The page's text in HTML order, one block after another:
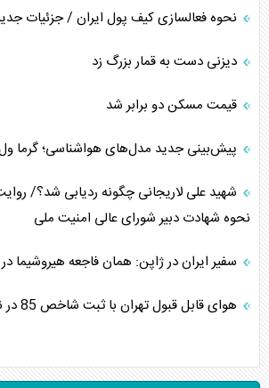
نحوه فعالسازی کیف پول ایران / جزئیات
دیزنی دست به قمار بزرگ زد
قیمت مسکن دو برابر شد
پیش‌بینی جدید مدل‌های هواشناسی؛ گرما
شهید علی لاریجانی چگونه ردیابی شد؟/
نحوه شهادت دبیر شورای عالی امنیت ملی
سفیر ایران در ژاپن: همان فاجعه هیروشیما
هوای قابل قبول تهران با ثبت شاخص 85 در نیمه مرداد